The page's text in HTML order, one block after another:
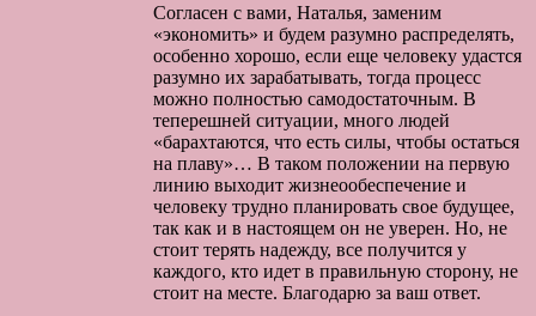
Согласен с вами, Наталья, заменим
«экономить» и будем разумно распределять,
особенно хорошо, если еще человеку удастся
разумно их зарабатывать, тогда процесс
можно полностью самодостаточным. В
теперешней ситуации, много людей
«барахтаются, что есть силы, чтобы остаться
на плаву»… В таком положении на первую
линию выходит жизнеообеспечение и
человеку трудно планировать свое будущее,
так как и в настоящем он не уверен. Но, не
стоит терять надежду, все получится у
каждого, кто идет в правильную сторону, не
стоит на месте. Благодарю за ваш ответ.